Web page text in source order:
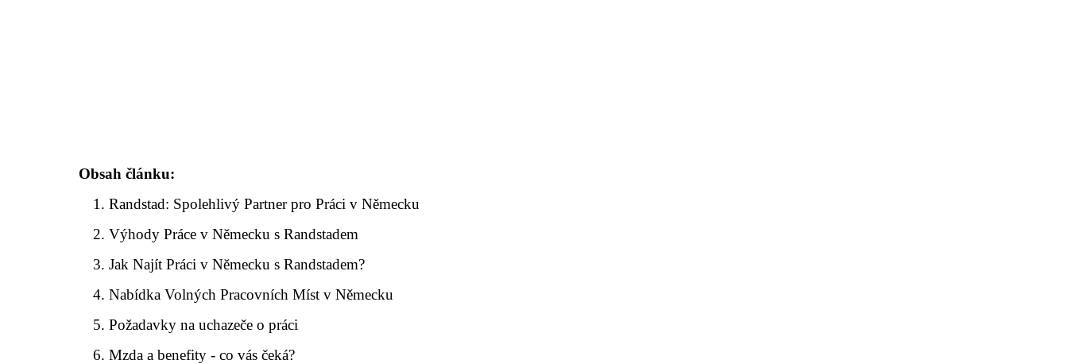
Obsah článku:
Randstad: Spolehlivý Partner pro Práci v Německu
Výhody Práce v Německu s Randstadem
Jak Najít Práci v Německu s Randstadem?
Nabídka Volných Pracovních Míst v Německu
Požadavky na uchazeče o práci
Mzda a benefity - co vás čeká?